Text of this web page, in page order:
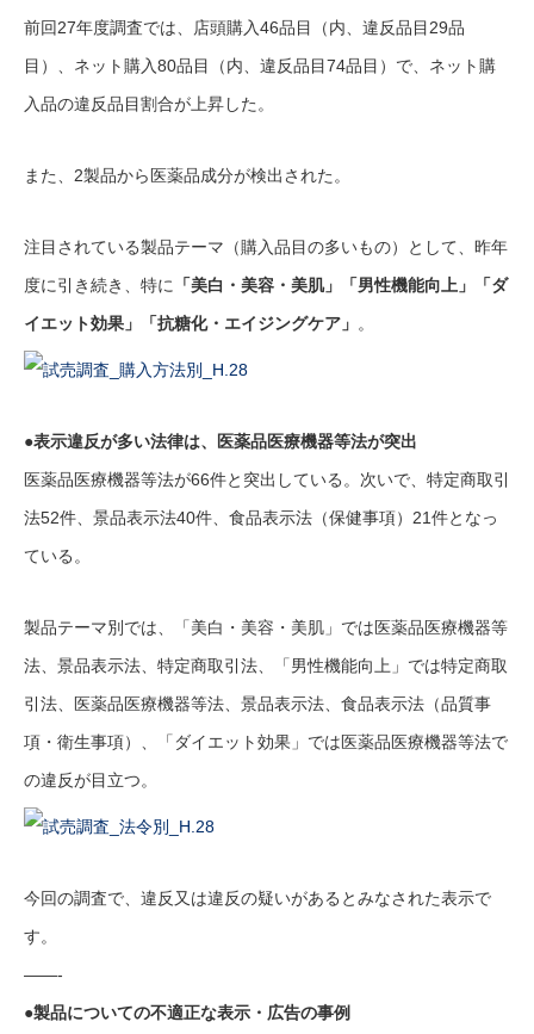
前回27年度調査では、店頭購入46品目（内、違反品目29品
目）、ネット購入80品目（内、違反品目74品目）で、ネット購
入品の違反品目割合が上昇した。
また、2製品から医薬品成分が検出された。
注目されている製品テーマ（購入品目の多いもの）として、昨年
度に引き続き、特に
「美白・美容・美肌」「男性機能向上」「ダ
イエット効果」「抗糖化・エイジングケア」 。
●表示違反が多い法律は、医薬品医療機器等法が突出
医薬品医療機器等法が66件と突出している。次いで、特定商取引
法52件、景品表示法40件、食品表示法（保健事項）21件となっ
ている。
製品テーマ別では、「美白・美容・美肌」では医薬品医療機器等
法、景品表示法、特定商取引法、「男性機能向上」では特定商取
引法、医薬品医療機器等法、景品表示法、食品表示法（品質事
項・衛生事項）、「ダイエット効果」では医薬品医療機器等法で
の違反が目立つ。
今回の調査で、違反又は違反の疑いがあるとみなされた表示で
す。
——-
●製品についての不適正な表示・広告の事例